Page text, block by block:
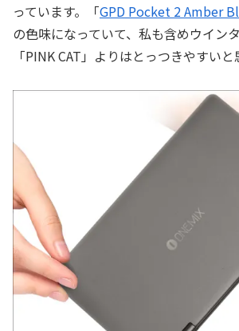
っています。「GPD Pocket 2 Amber
の色味になっていて、私も含めウイン
「PINK CAT」よりはとっつきやすい